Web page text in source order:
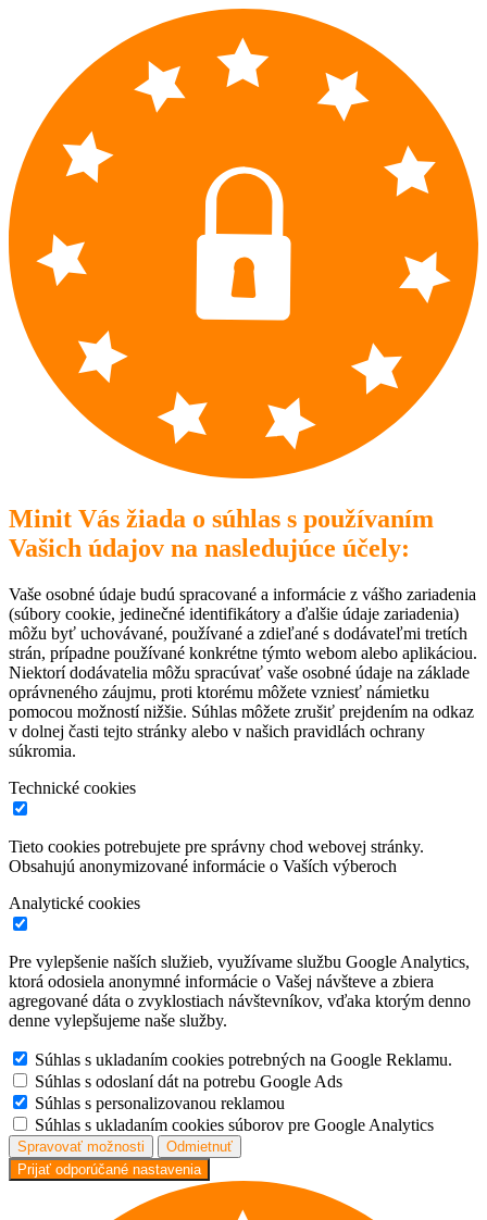
Minit Vás žiada o súhlas s používaním
Vašich údajov na nasledujúce účely:
Vaše osobné údaje budú spracované a informácie z vášho zariadenia
(súbory cookie, jedinečné identifikátory a ďalšie údaje zariadenia)
môžu byť uchovávané, používané a zdieľané s dodávateľmi tretích
strán, prípadne používané konkrétne týmto webom alebo aplikáciou.
Niektorí dodávatelia môžu spracúvať vaše osobné údaje na základe
oprávneného záujmu, proti ktorému môžete vzniesť námietku
pomocou možností nižšie. Súhlas môžete zrušiť prejdením na odkaz
v dolnej časti tejto stránky alebo v našich pravidlách ochrany
súkromia.
Technické cookies
Tieto cookies potrebujete pre správny chod webovej stránky.
Obsahujú anonymizované informácie o Vaších výberoch
Analytické cookies
Pre vylepšenie naších služieb, využívame službu Google Analytics,
ktorá odosiela anonymné informácie o Vašej návšteve a zbiera
agregované dáta o zvyklostiach návštevníkov, vďaka ktorým denno
denne vylepšujeme naše služby.
Súhlas s ukladaním cookies potrebných na Google Reklamu.
Súhlas s odoslaní dát na potrebu Google Ads
Súhlas s personalizovanou reklamou
Súhlas s ukladaním cookies súborov pre Google Analytics
Spravovať možnosti
Odmietnuť
Prijať odporúčané nastavenia